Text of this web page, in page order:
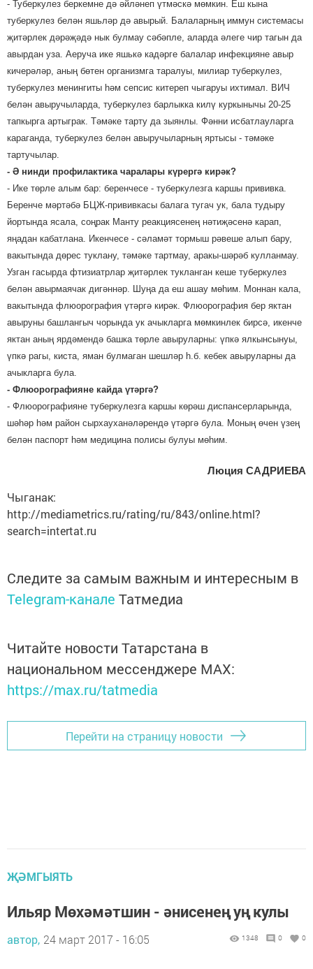
- Туберкулез беркемне дә әйләнеп үтмәскә мөмкин. Еш кына
туберкулез белән яшьләр дә авырый. Балаларның иммун системасы
җитәрлек дәрәҗәдә нык булмау сәбәпле, аларда әлеге чир тагын да
авырдан уза. Аеруча ике яшькә кадәрге балалар инфекцияне авыр
кичерәләр, аның бөтен организмга таралуы, милиар туберкулез,
туберкулез менингиты һәм сепсис китереп чыгаруы ихтимал. ВИЧ
белән авыручыларда, туберкулез барлыкка килү куркынычы 20-25
тапкырга артыграк. Тәмәке тарту да зыянлы. Фәнни исбатлауларга
караганда, туберкулез белән авыручыларның яртысы - тәмәке
тартучылар.
- Ә нинди профилактика чаралары күрергә кирәк?
- Ике төрле алым бар: беренчесе - туберкулезга каршы прививка.
Беренче мәртәбә БЦЖ-прививкасы балага тугач ук, бала тудыру
йортында ясала, соңрак Манту реакциясенең нәтиҗәсенә карап,
яңадан кабатлана. Икенчесе - сәламәт тормыш рәвеше алып бару,
вакытында дөрес туклану, тәмәке тартмау, аракы-шәрәб кулланмау.
Узган гасырда фтизиатрлар җитәрлек тукланган кеше туберкулез
белән авырмаячак дигәннәр. Шуңа да еш ашау мөһим. Моннан кала,
вакытында флюорография үтәргә кирәк. Флюорография бер яктан
авыруны башлангыч чорында ук ачыкларга мөмкинлек бирсә, икенче
яктан аның ярдәмендә башка төрле авыруларны: үпкә ялкынсынуы,
үпкә рагы, киста, яман булмаган шешләр һ.б. кебек авыруларны да
ачыкларга була.
- Флюорографияне кайда үтәргә?
- Флюорографияне туберкулезга каршы көрәш диспансерларында,
шәһәр һәм район сырхауханәләрендә үтәргә була. Моның өчен үзең
белән паспорт һәм медицина полисы булуы мөһим.
Люция САДРИЕВА
Чыганак:
http://mediametrics.ru/rating/ru/843/online.html?
search=intertat.ru
Следите за самым важным и интересным в
Telegram-канале Татмедиа
Читайте новости Татарстана в
национальном мессенджере MАХ:
https://max.ru/tatmedia
Перейти на страницу новости
ҖӘМГЫЯТЬ
Ильяр Мөхәмәтшин - әнисенең уң кулы
автор, 24 март 2017 - 16:05 1348 0 0